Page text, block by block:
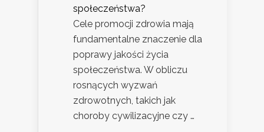
społeczeństwa?
Cele promocji zdrowia mają
fundamentalne znaczenie dla
poprawy jakości życia
społeczeństwa. W obliczu
rosnących wyzwań
zdrowotnych, takich jak
choroby cywilizacyjne czy …